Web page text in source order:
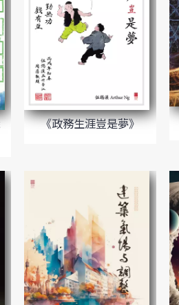
《政務生涯豈是夢》